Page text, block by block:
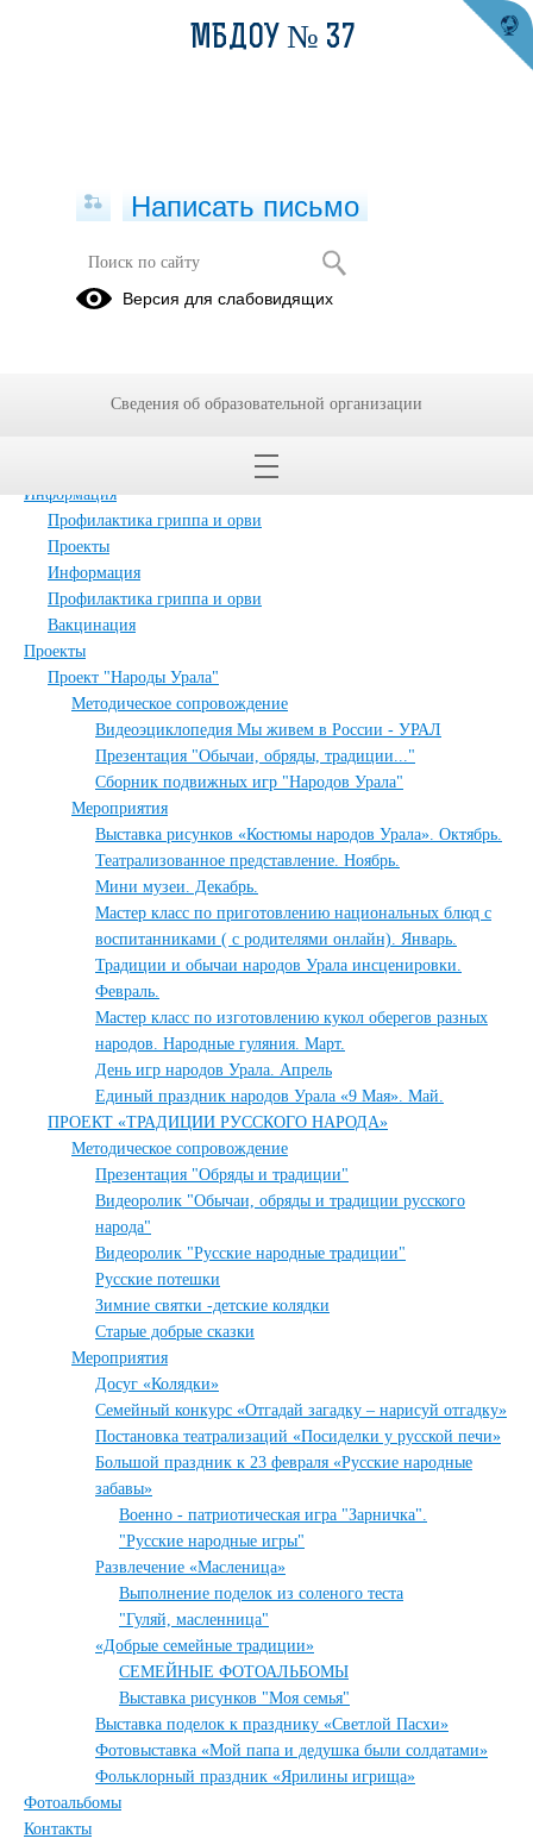
Карта сайта
Обращения граждан
Информация
Профилактика гриппа и орви
Проекты
Информация
Профилактика гриппа и орви
Вакцинация
Проекты
Проект "Народы Урала"
Методическое сопровождение
Видеоэциклопедия Мы живем в России - УРАЛ
Презентация "Обычаи, обряды, традиции..."
Сборник подвижных игр "Народов Урала"
Мероприятия
Выставка рисунков «Костюмы народов Урала». Октябрь.
Театрализованное представление. Ноябрь.
Мини музеи. Декабрь.
Мастер класс по приготовлению национальных блюд с
воспитанниками ( с родителями онлайн). Январь.
Традиции и обычаи народов Урала инсценировки.
Февраль.
Мастер класс по изготовлению кукол оберегов разных
народов. Народные гуляния. Март.
День игр народов Урала. Апрель
Единый праздник народов Урала «9 Мая». Май.
ПРОЕКТ «ТРАДИЦИИ РУССКОГО НАРОДА»
Методическое сопровождение
Презентация "Обряды и традиции"
Видеоролик "Обычаи, обряды и традиции русского
народа"
Видеоролик "Русские народные традиции"
Русские потешки
Зимние святки -детские колядки
Старые добрые сказки
Мероприятия
Досуг «Колядки»
Семейный конкурс «Отгадай загадку – нарисуй отгадку»
Постановка театрализаций «Посиделки у русской печи»
Большой праздник к 23 февраля «Русские народные
забавы»
Военно - патриотическая игра "Зарничка".
"Русские народные игры"
Развлечение «Масленица»
Выполнение поделок из соленого теста
"Гуляй, масленница"
«Добрые семейные традиции»
СЕМЕЙНЫЕ ФОТОАЛЬБОМЫ
Выставка рисунков "Моя семья"
Выставка поделок к празднику «Светлой Пасхи»
Фотовыставка «Мой папа и дедушка были солдатами»
Фольклорный праздник «Ярилины игрища»
Фотоальбомы
Контакты
МБДОУ № 37
Написать письмо
Версия для слабовидящих
Сведения об образовательной организации